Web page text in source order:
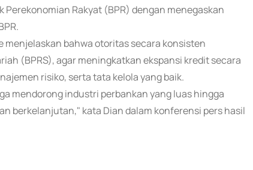
Rakyat (BPR) dengan menegaskan
menjelaskan bahwa otoritas secara konsisten
(BPRS), agar meningkatkan ekspansi kredit secara
risiko, serta tata kelola yang baik.
mendorong industri perbankan yang luas hingga
berkelanjutan," kata Dian dalam konferensi pers hasil